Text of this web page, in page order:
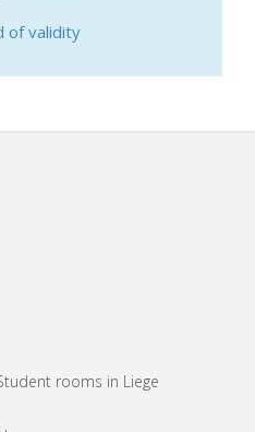
of validity
rooms in Liege